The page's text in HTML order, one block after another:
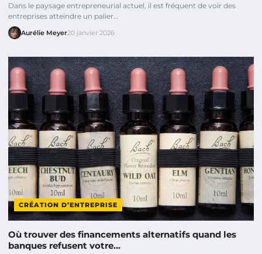
Dans le paysage entrepreneurial actuel, il est fréquent de voir des
entreprises atteindre un palier…
Aurélie Meyer20 janvier 2026
CRÉATION D’ENTREPRISE
Où trouver des financements alternatifs quand les
banques refusent votre…